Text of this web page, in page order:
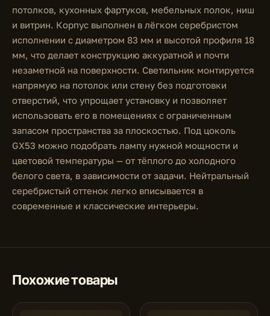
потолков, кухонных фартуков, мебельных полок, ниш
и витрин. Корпус выполнен в лёгком серебристом
исполнении с диаметром 83 мм и высотой профиля 18
мм, что делает конструкцию аккуратной и почти
незаметной на поверхности. Светильник монтируется
напрямую на потолок или стену без подготовки
отверстий, что упрощает установку и позволяет
использовать его в помещениях с ограниченным
запасом пространства за плоскостью. Под цоколь
GX53 можно подобрать лампу нужной мощности и
цветовой температуры — от тёплого до холодного
белого света, в зависимости от задачи. Нейтральный
серебристый оттенок легко вписывается в
современные и классические интерьеры.
Похожие товары